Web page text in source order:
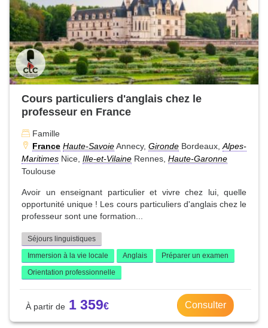
Cours particuliers d'anglais chez le
professeur en France
Famille
France Haute-SavoieAnnecy, Gironde Bordeaux, Alpes-
Maritimes Nice, Ille-et-Vilaine Rennes, Haute-Garonne
Toulouse
Avoir un enseignant particulier et vivre chez lui, quelle
opportunité unique ! Les cours particuliers d'anglais chez le
professeur sont une formation...
Séjours linguistiques
Immersion à la vie locale
Anglais
Préparer un examen
Orientation professionnelle
1 359 Consulter